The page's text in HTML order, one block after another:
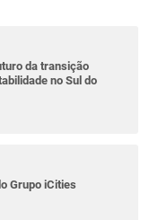
da transição
no Sul do
Grupo iCities